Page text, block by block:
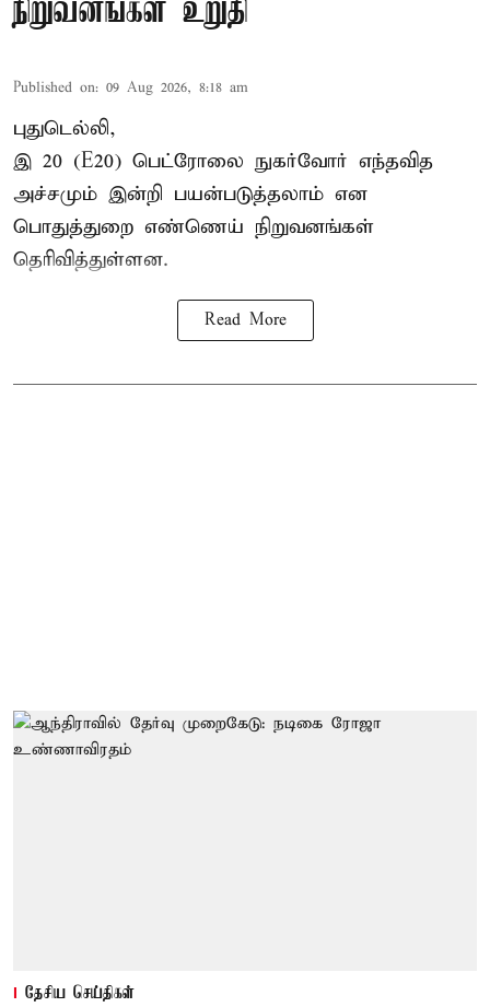
நிறுவனங்கள் உறுதி
Published on: 09 Aug 2026, 8:18 am
புதுடெல்லி,
இ 20 (E20) பெட்ரோலை நுகர்வோர் எந்தவித
அச்சமும் இன்றி பயன்படுத்தலாம் என
பொதுத்துறை எண்ணெய் நிறுவனங்கள்
தெரிவித்துள்ளன.
Read More
தேசிய செய்திகள்